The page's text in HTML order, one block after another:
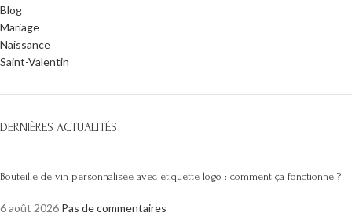
Blog
Mariage
Naissance
Saint-Valentin
DERNIÈRES ACTUALITÉS
Bouteille de vin personnalisée avec étiquette logo : comment ça fonctionne ?
6 août 2026 Pas de commentaires